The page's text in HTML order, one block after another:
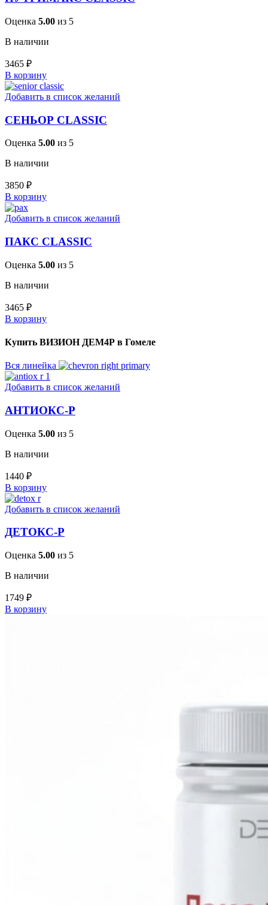
Оценка 5.00 из 5
В наличии
3465 ₽
В корзину
Добавить в список желаний
СЕНЬОР CLASSIC
Оценка 5.00 из 5
В наличии
3850 ₽
В корзину
Добавить в список желаний
ПАКС CLASSIC
Оценка 5.00 из 5
В наличии
3465 ₽
В корзину
Купить ВИЗИОН ДЕМ4Р в Гомеле
Вся линейка
Добавить в список желаний
АНТИОКС-Р
Оценка 5.00 из 5
В наличии
1440 ₽
В корзину
Добавить в список желаний
ДЕТОКС-Р
Оценка 5.00 из 5
В наличии
1749 ₽
В корзину